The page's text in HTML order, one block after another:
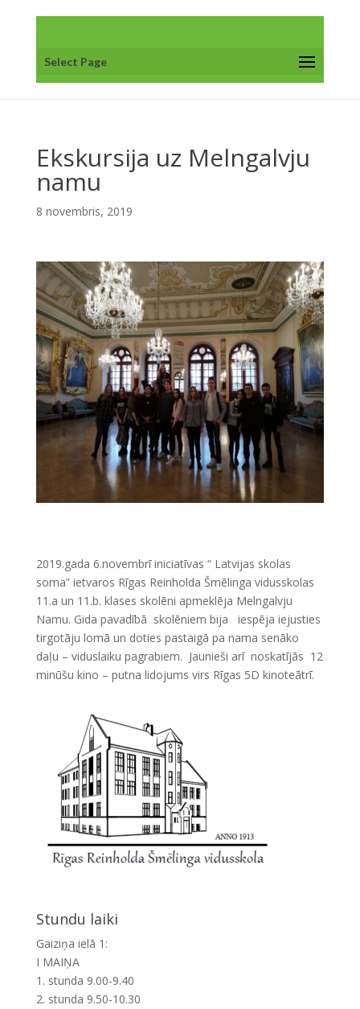
Select Page
Ekskursija uz Melngalvju
namu
8 novembris, 2019
2019.gada 6.novembrī iniciatīvas “ Latvijas skolas
soma” ietvaros Rīgas Reinholda Šmēlinga vidusskolas
11.a un 11.b. klases skolēni apmeklēja Melngalvju
Namu. Gida pavadībā skolēniem bija iespēja iejusties
tirgotāju lomā un doties pastaigā pa nama senāko
daļu – viduslaiku pagrabiem. Jaunieši arī noskatījās 12
minūšu kino – putna lidojums virs Rīgas 5D kinoteātrī.
Stundu laiki
Gaiziņa ielā 1:
I MAIŅA
1. stunda 9.00-9.40
2. stunda 9.50-10.30